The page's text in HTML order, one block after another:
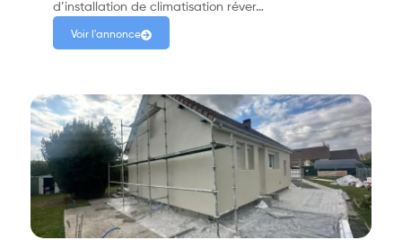
d’installation de climatisation réver…
Voir l'annonce